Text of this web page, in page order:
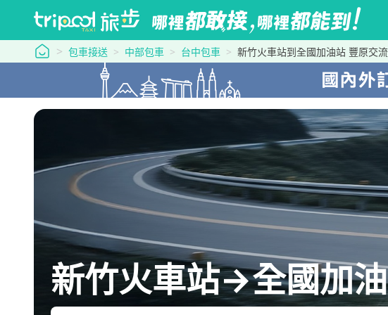
tripool 旅步
包車接送 中部包車 台中包車 新竹火車站到全國加油站 豐原交
新竹火車站→全國加